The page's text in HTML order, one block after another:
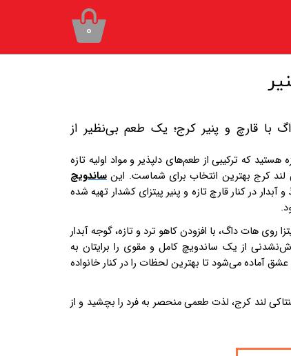
۰
با قارچ و پنیر کرج؛ یک طعم بی‌نظیر از
که ترکیبی از طعم‌های دلپذیر و مواد اولیه تازه
لند کرج بهترین انتخاب برای شماست. این ساندویچ
در کنار قارچ تازه و پنیر پیتزای کشدار تهیه شده
.
روی هات داگ، با افزودن کاهو ترد و تازه، گوجه آبدار
از یک ساندویچ کامل و مقوی را برایتان به
آماده می‌شود تا بهترین لحظات را در کنار خانواده
لند کرج، لذت طعمی منحصر به فرد را بچشید و از